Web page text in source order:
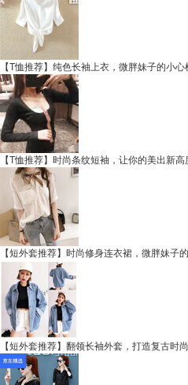
【T恤推荐】纯色长袖上衣，微胖妹子的小心
【T恤推荐】时尚条纹短袖，让你的美出新高
【短外套推荐】时尚修身连衣裙，微胖妹子
【短外套推荐】翻领长袖外套，打造复古时